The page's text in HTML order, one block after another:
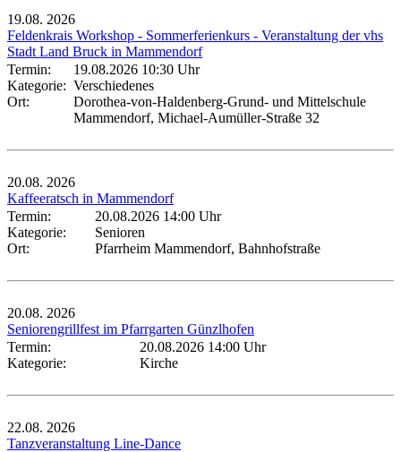
19.08. 2026
Feldenkrais Workshop - Sommerferienkurs - Veranstaltung der vhs
Stadt Land Bruck in Mammendorf
Termin:
19.08.2026 10:30 Uhr
Kategorie: Verschiedenes
Ort:
Dorothea-von-Haldenberg-Grund- und Mittelschule
Mammendorf, Michael-Aumüller-Straße 32
20.08. 2026
Kaffeeratsch in Mammendorf
Termin:
20.08.2026 14:00 Uhr
Kategorie:
Senioren
Ort:
Pfarrheim Mammendorf, Bahnhofstraße
20.08. 2026
Seniorengrillfest im Pfarrgarten Günzlhofen
Termin:
20.08.2026 14:00 Uhr
Kategorie:
Kirche
22.08. 2026
Tanzveranstaltung Line-Dance